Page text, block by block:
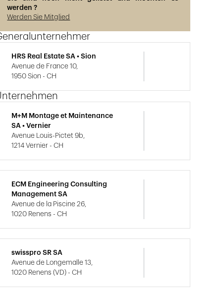
werden ?
Werden Sie Mitglied
HRS Real Estate SA • Sion
Avenue de France 10,
1950 Sion - CH
M+M Montage et Maintenance
SA • Vernier
Avenue Louis-Pictet 9b,
1214 Vernier - CH
ECM Engineering Consulting
Management SA
Avenue de la Piscine 26,
1020 Renens - CH
swisspro SR SA
Avenue de Longemalle 13,
1020 Renens (VD) - CH